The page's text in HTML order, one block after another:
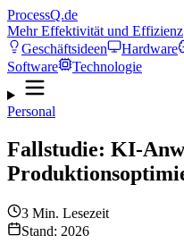
ProcessQ.de
Mehr Effektivität und Effizienz
Geschäftsideen
Hardware
Software
Technologie
Personal
Fallstudie: KI-
3 Min. Lesezeit
Stand: 2026